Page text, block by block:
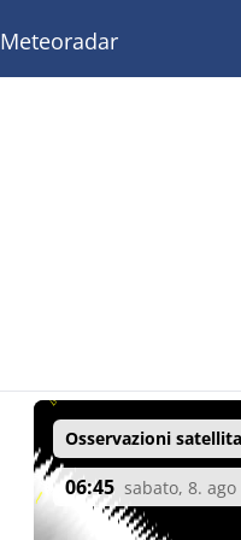
Meteoradar
Osservazioni
06:45 sabato, 8. ago